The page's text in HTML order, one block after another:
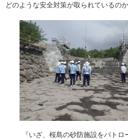
どのような安全対策が取られているのか
『いざ、桜島の砂防施設をパトロ